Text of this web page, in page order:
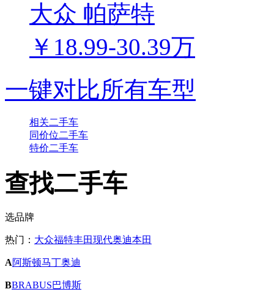
大众 帕萨特
￥18.99-30.39万
一键对比所有车型
相关二手车
同价位二手车
特价二手车
查找二手车
选品牌
热门： 大众福特丰田现代奥迪本田
A阿斯顿马丁奥迪
BBRABUS巴博斯